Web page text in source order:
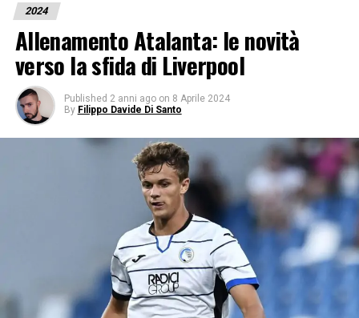
2024
Allenamento Atalanta: le novità
verso la sfida di Liverpool
Published 2 anni ago on 8 Aprile 2024
By Filippo Davide Di Santo